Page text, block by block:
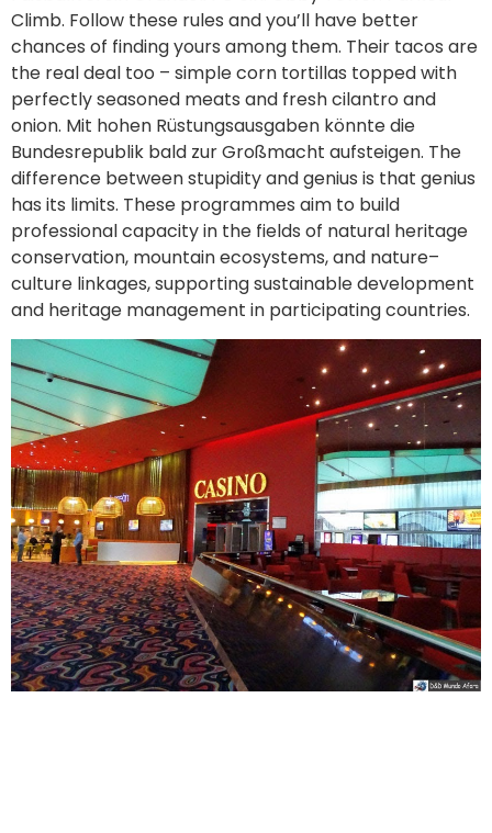
onion. Mit hohen Rüstungsausgaben könnte die
Bundesrepublik bald zur Großmacht aufsteigen. The
difference between stupidity and genius is that genius
has its limits. These programmes aim to build
professional capacity in the fields of natural heritage
conservation, mountain ecosystems, and nature–
culture linkages, supporting sustainable development
and heritage management in participating countries.